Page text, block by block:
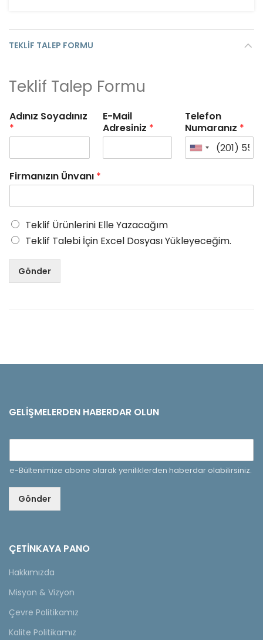
TEKLIF TALEP FORMU
Teklif Talep Formu
Adınız Soyadınız
*
E-Mail
Adresiniz *
Telefon
Numaranız *
Firmanızın Ünvanı *
Teklif Ürünlerini Elle Yazacağım
Teklif Talebi İçin Excel Dosyası Yükleyeceğim.
Gönder
GELIŞMELERDEN HABERDAR OLUN
e-Bültenimize abone olarak yeniliklerden haberdar olabilirsiniz.
Gönder
ÇETINKAYA PANO
Hakkımızda
Misyon & Vizyon
Çevre Politikamız
Kalite Politikamız